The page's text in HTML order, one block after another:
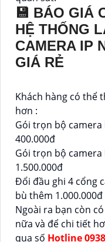
💾 BÁO GIÁ
HỆ THỐNG
CAMERA IP
GIÁ RẺ
Khách hàng có thể
hơn :
Gói trọn bộ
400.000đ
Gói trọn bộ
1.500.000đ
Đổi đầu ghi 4 cổng
bù thêm 1.000.000đ
Ngoài ra bạn còn
nữa và để chi tiết
qua số Hotline